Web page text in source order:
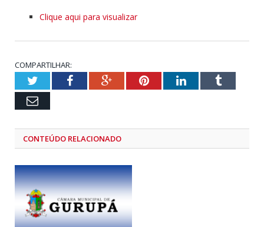
Clique aqui para visualizar
COMPARTILHAR:
TwitterFacebookGoogle+PinterestLinkedInTumblr
Email
CONTEÚDO RELACIONADO